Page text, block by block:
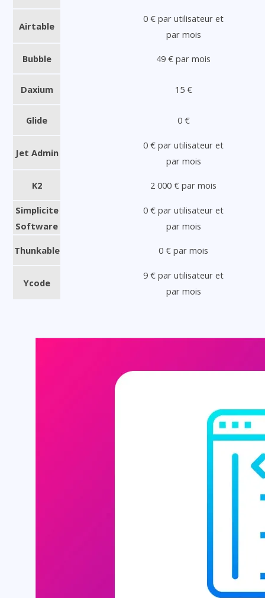
Airtable
0 € par utilisateur et
par mois
Bubble 49 € par mois
Daxium 15 €
Glide 0 €
Jet Admin
0 € par utilisateur et
par mois
K2 2 000 € par mois
Simplicite
Software
0 € par utilisateur et
par mois
Thunkable 0 € par mois
Ycode
9 € par utilisateur et
par mois